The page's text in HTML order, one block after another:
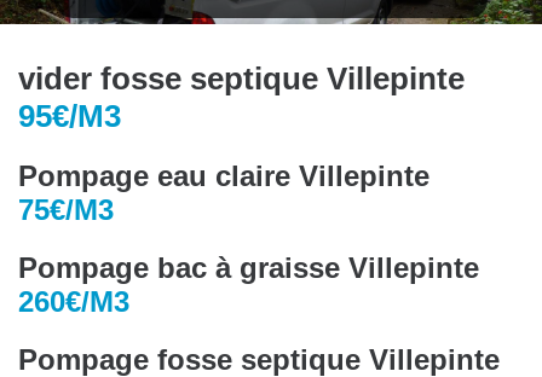
vider fosse septique Villepinte
95€/M3
Pompage eau claire Villepinte
75€/M3
Pompage bac à graisse Villepinte
260€/M3
Pompage fosse septique Villepinte